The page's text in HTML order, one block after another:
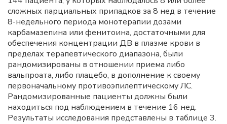
сложных парциальных припадков за 8 нед в течение
8-недельного периода монотерапии дозами
карбамазепина или фенитоина, достаточными для
обеспечения концентрации ДВ в плазме крови в
пределах терапевтического диапазона, были
рандомизированы в отношении приема либо
вальпроата, либо плацебо, в дополнение к своему
первоначальному противоэпилептическому ЛС.
Рандомизированные пациенты должны были
находиться под наблюдением в течение 16 нед.
Результаты исследования представлены в таблице 3.